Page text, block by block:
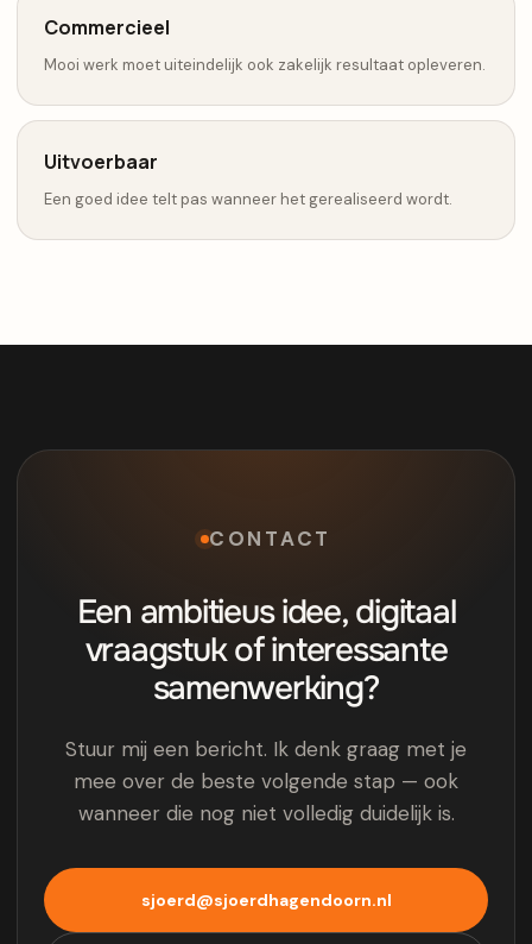
Commercieel
Mooi werk moet uiteindelijk ook zakelijk resultaat opleveren.
Uitvoerbaar
Een goed idee telt pas wanneer het gerealiseerd wordt.
CONTACT
Een ambitieus idee, digitaal
vraagstuk of interessante
samenwerking?
Stuur mij een bericht. Ik denk graag met je
mee over de beste volgende stap — ook
wanneer die nog niet volledig duidelijk is.
sjoerd@sjoerdhagendoorn.nl